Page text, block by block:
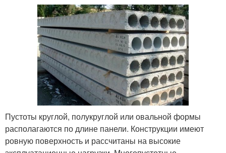
Пустоты круглой, полукруглой или овальной формы
располагаются по длине панели. Конструкции имеют
ровную поверхность и рассчитаны на высокие